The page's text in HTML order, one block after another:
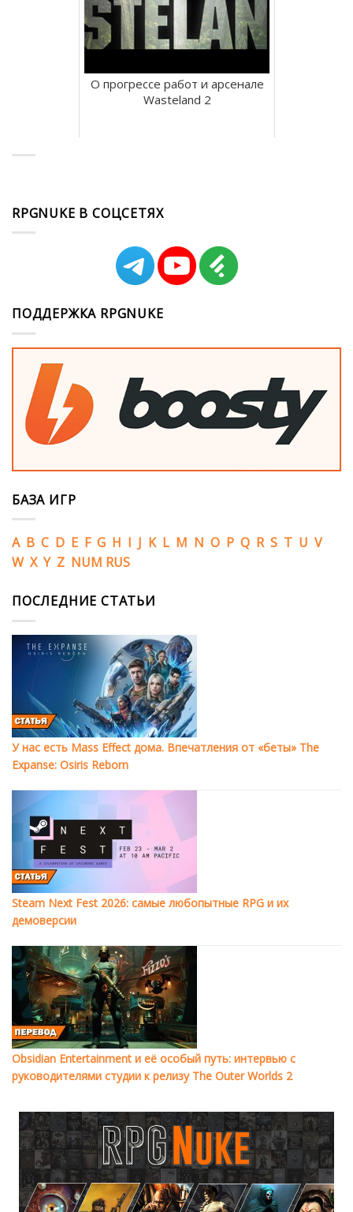
О прогрессе работ и арсенале
Wasteland 2
RPGNUKE В СОЦСЕТЯХ
ПОДДЕРЖКА RPGNUKE
БАЗА ИГР
A B C D E F G H I J K L M N O P Q R S T U V
W X Y Z NUM RUS
ПОСЛЕДНИЕ СТАТЬИ
У нас есть Mass Effect дома. Впечатления от «беты» The
Expanse: Osiris Reborn
Steam Next Fest 2026: самые любопытные RPG и их
демоверсии
Obsidian Entertainment и её особый путь: интервью с
руководителями студии к релизу The Outer Worlds 2